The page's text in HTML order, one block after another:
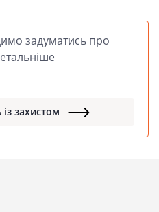
задуматись про
захистом